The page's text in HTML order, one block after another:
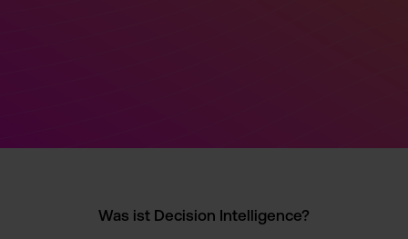
Was ist Decision Intellig­ence?